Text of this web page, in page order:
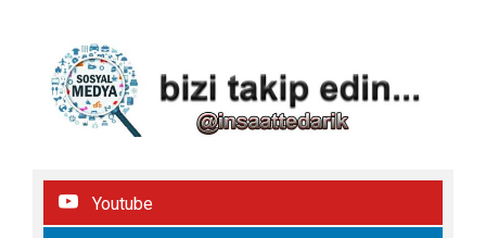
Youtube